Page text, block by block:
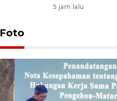
5 jam lalu
Foto